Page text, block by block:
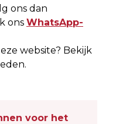
ons dan
ons WhatsApp-
website? Bekijk
voor het